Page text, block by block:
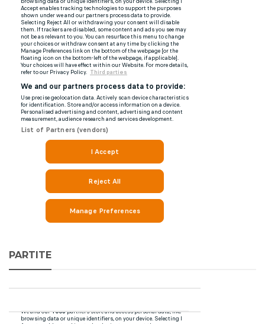
PARTITE